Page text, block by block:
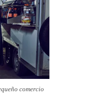
comercio